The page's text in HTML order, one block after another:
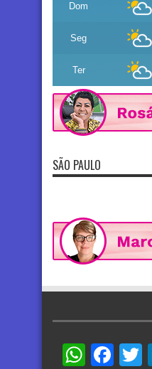
Dom
Seg
Ter
SÃO PAULO